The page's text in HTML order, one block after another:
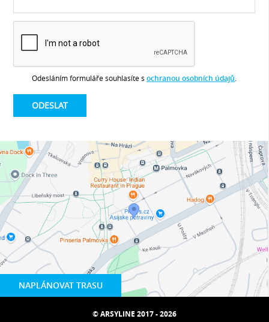
NAPLÁNOVAT TRASU
Odesláním formuláře souhlasíte s ochranou osobních údajů
© ARSYLINE 2017 - 2026